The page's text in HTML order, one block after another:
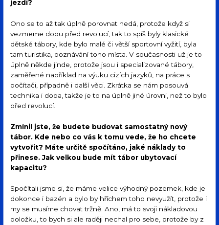
jezdí?
Ono se to až tak úplně porovnat nedá, protože když si
vezmeme dobu před revolucí, tak to spíš byly klasické
dětské tábory, kde bylo malé či větší sportovní vyžití, byla
tam turistika, poznávání toho místa. V současnosti už je to
úplně někde jinde, protože jsou i specializované tábory,
zaměřené například na výuku cizích jazyků, na práce s
počítači, případně i další věci. Zkrátka se nám posouvá
technika i doba, takže je to na úplně jiné úrovni, než to bylo
před revolucí.
Zmínil jste, že budete budovat samostatný nový
tábor. Kde nebo co vás k tomu vede, že ho chcete
vytvořit? Máte určitě spočítáno, jaké náklady to
přinese. Jak velkou bude mít tábor ubytovací
kapacitu?
Spočítali jsme si, že máme velice výhodný pozemek, kde je
dokonce i bazén a bylo by hříchem toho nevyužít, protože i
my se musíme chovat tržně. Ano, má to svoji nákladovou
položku, to bych si ale raději nechal pro sebe, protože by z